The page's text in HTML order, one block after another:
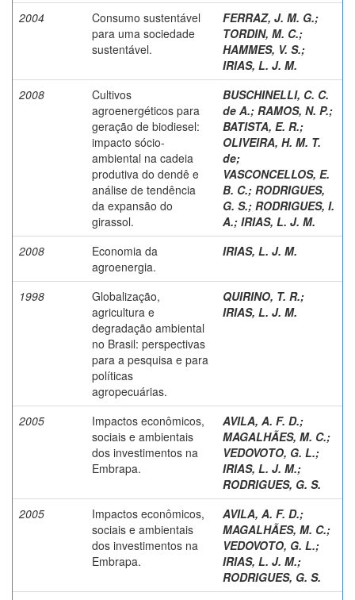
2004
Consumo sustentável
para uma sociedade
sustentável.
FERRAZ, J. M. G.;
TORDIN, M. C.;
HAMMES, V. S.;
IRIAS, L. J. M.
2008
Cultivos
agroenergéticos para
geração de biodiesel:
impacto sócio-
ambiental na cadeia
produtiva do dendê e
análise de tendência
da expansão do
girassol.
BUSCHINELLI, C. C.
de A.; RAMOS, N. P.;
BATISTA, E. R.;
OLIVEIRA, H. M. T.
de;
VASCONCELLOS, E.
B. C.; RODRIGUES,
G. S.; RODRIGUES, I.
A.; IRIAS, L. J. M.
2008
Economia da
agroenergia.
IRIAS, L. J. M.
1998
Globalização,
agricultura e
degradação ambiental
no Brasil: perspectivas
para a pesquisa e para
políticas
agropecuárias.
QUIRINO, T. R.;
IRIAS, L. J. M.
2005
Impactos econômicos,
sociais e ambientais
dos investimentos na
Embrapa.
AVILA, A. F. D.;
MAGALHÃES, M. C.;
VEDOVOTO, G. L.;
IRIAS, L. J. M.;
RODRIGUES, G. S.
2005
Impactos econômicos,
sociais e ambientais
dos investimentos na
Embrapa.
AVILA, A. F. D.;
MAGALHÃES, M. C.;
VEDOVOTO, G. L.;
IRIAS, L. J. M.;
RODRIGUES, G. S.